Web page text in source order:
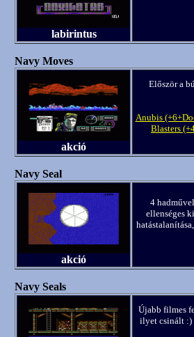
labirintus
Navy Moves
akció
Először a
Anubis
Blasters
Navy Seal
akció
4
ellenséges
Navy Seals
Újabb filmes
ilyet csinált :)